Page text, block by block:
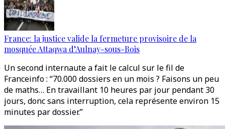
France: la justice valide la fermeture provisoire de la
mosquée Attaqwa d’Aulnay-sous-Bois
Un second internaute a fait le calcul sur le fil de
Franceinfo : “70.000 dossiers en un mois ? Faisons un peu
de maths… En travaillant 10 heures par jour pendant 30
jours, donc sans interruption, cela représente environ 15
minutes par dossier.”